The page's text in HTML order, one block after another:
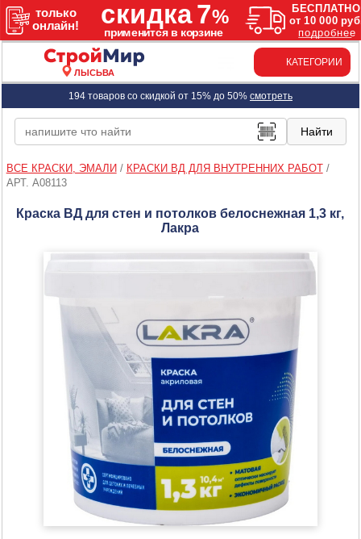
ЛЫСЬВА
КАТЕГОРИИ
194 товаров со скидкой от 15% до 50% смотреть
ВСЕ КРАСКИ, ЭМАЛИ / КРАСКИ ВД ДЛЯ ВНУТРЕННИХ РАБОТ/
АРТ. A08113
Краска ВД для стен и потолков белоснежная 1,3 кг,
Лакра